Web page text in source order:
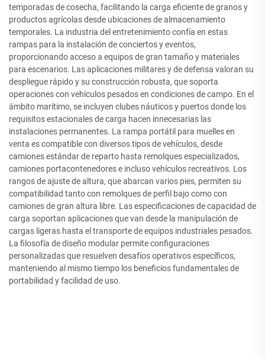
temporadas de cosecha, facilitando la carga eficiente de granos y
productos agrícolas desde ubicaciones de almacenamiento
temporales. La industria del entretenimiento confía en estas
rampas para la instalación de conciertos y eventos,
proporcionando acceso a equipos de gran tamaño y materiales
para escenarios. Las aplicaciones militares y de defensa valoran su
despliegue rápido y su construcción robusta, que soporta
operaciones con vehículos pesados en condiciones de campo. En el
ámbito marítimo, se incluyen clubes náuticos y puertos donde los
requisitos estacionales de carga hacen innecesarias las
instalaciones permanentes. La rampa portátil para muelles en
venta es compatible con diversos tipos de vehículos, desde
camiones estándar de reparto hasta remolques especializados,
camiones portacontenedores e incluso vehículos recreativos. Los
rangos de ajuste de altura, que abarcan varios pies, permiten su
compatibilidad tanto con remolques de perfil bajo como con
camiones de gran altura libre. Las especificaciones de capacidad de
carga soportan aplicaciones que van desde la manipulación de
cargas ligeras hasta el transporte de equipos industriales pesados.
La filosofía de diseño modular permite configuraciones
personalizadas que resuelven desafíos operativos específicos,
manteniendo al mismo tiempo los beneficios fundamentales de
portabilidad y facilidad de uso.